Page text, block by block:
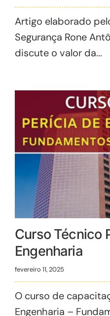
Artigo elaborado
Segurança Rone
discute o valor da...
Curso Técnico
Engenharia
fevereiro 11, 2025
O curso de
Engenharia –